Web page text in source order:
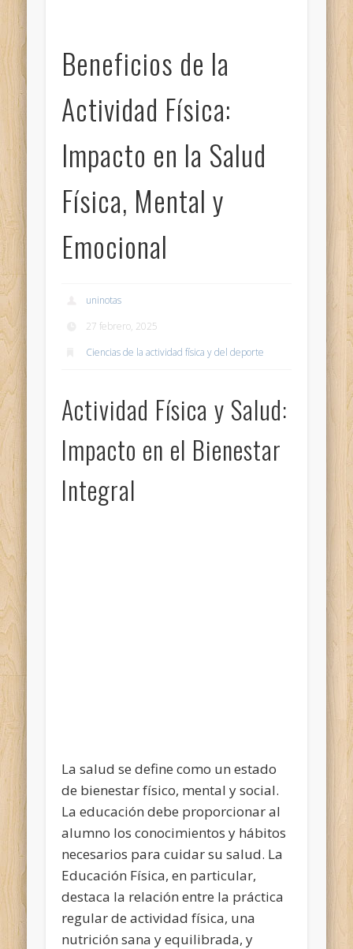
Beneficios de la
Actividad Física:
Impacto en la Salud
Física, Mental y
Emocional
uninotas
27 febrero, 2025
Ciencias de la actividad física y del deporte
Actividad Física y Salud:
Impacto en el Bienestar
Integral
La salud se define como un estado
de bienestar físico, mental y social.
La educación debe proporcionar al
alumno los conocimientos y hábitos
necesarios para cuidar su salud. La
Educación Física, en particular,
destaca la relación entre la práctica
regular de actividad física, una
nutrición sana y equilibrada, y